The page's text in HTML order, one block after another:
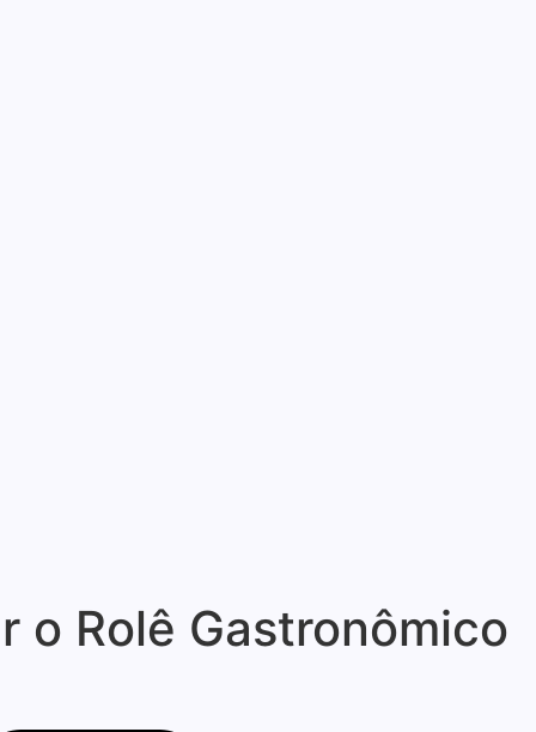
o Rolê Gastronômico